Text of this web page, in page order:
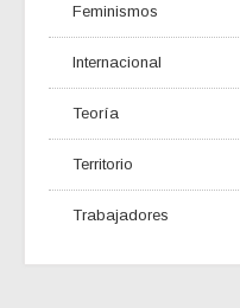
Feminismos
Internacional
Teoría
Territorio
Trabajadores